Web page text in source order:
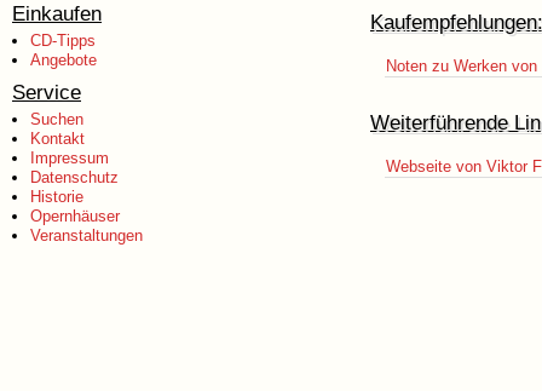
Einkaufen
CD-Tipps
Angebote
Service
Suchen
Kontakt
Impressum
Datenschutz
Historie
Opernhäuser
Veranstaltungen
Kaufempfehlungen:
Noten zu Werken
Weiterführende
Webseite von Viktor